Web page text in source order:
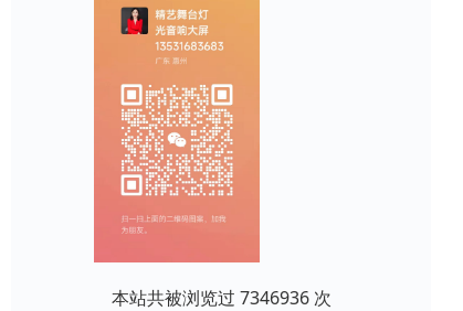
本站共被浏览过 7346936 次